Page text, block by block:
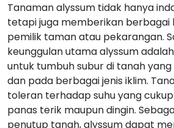
Tanaman alyssum tidak hanya
tetapi juga memberikan berbagai
pemilik taman atau pekarangan.
keunggulan utama alyssum
untuk tumbuh subur di tanah
dan pada berbagai jenis iklim.
toleran terhadap suhu yang
panas terik maupun dingin.
penutup tanah, alyssum dapat